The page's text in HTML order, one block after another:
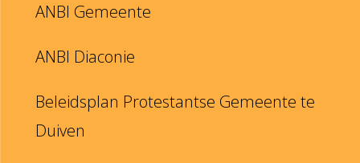
ANBI Gemeente
ANBI Diaconie
Beleidsplan Protestantse Gemeente te
Duiven